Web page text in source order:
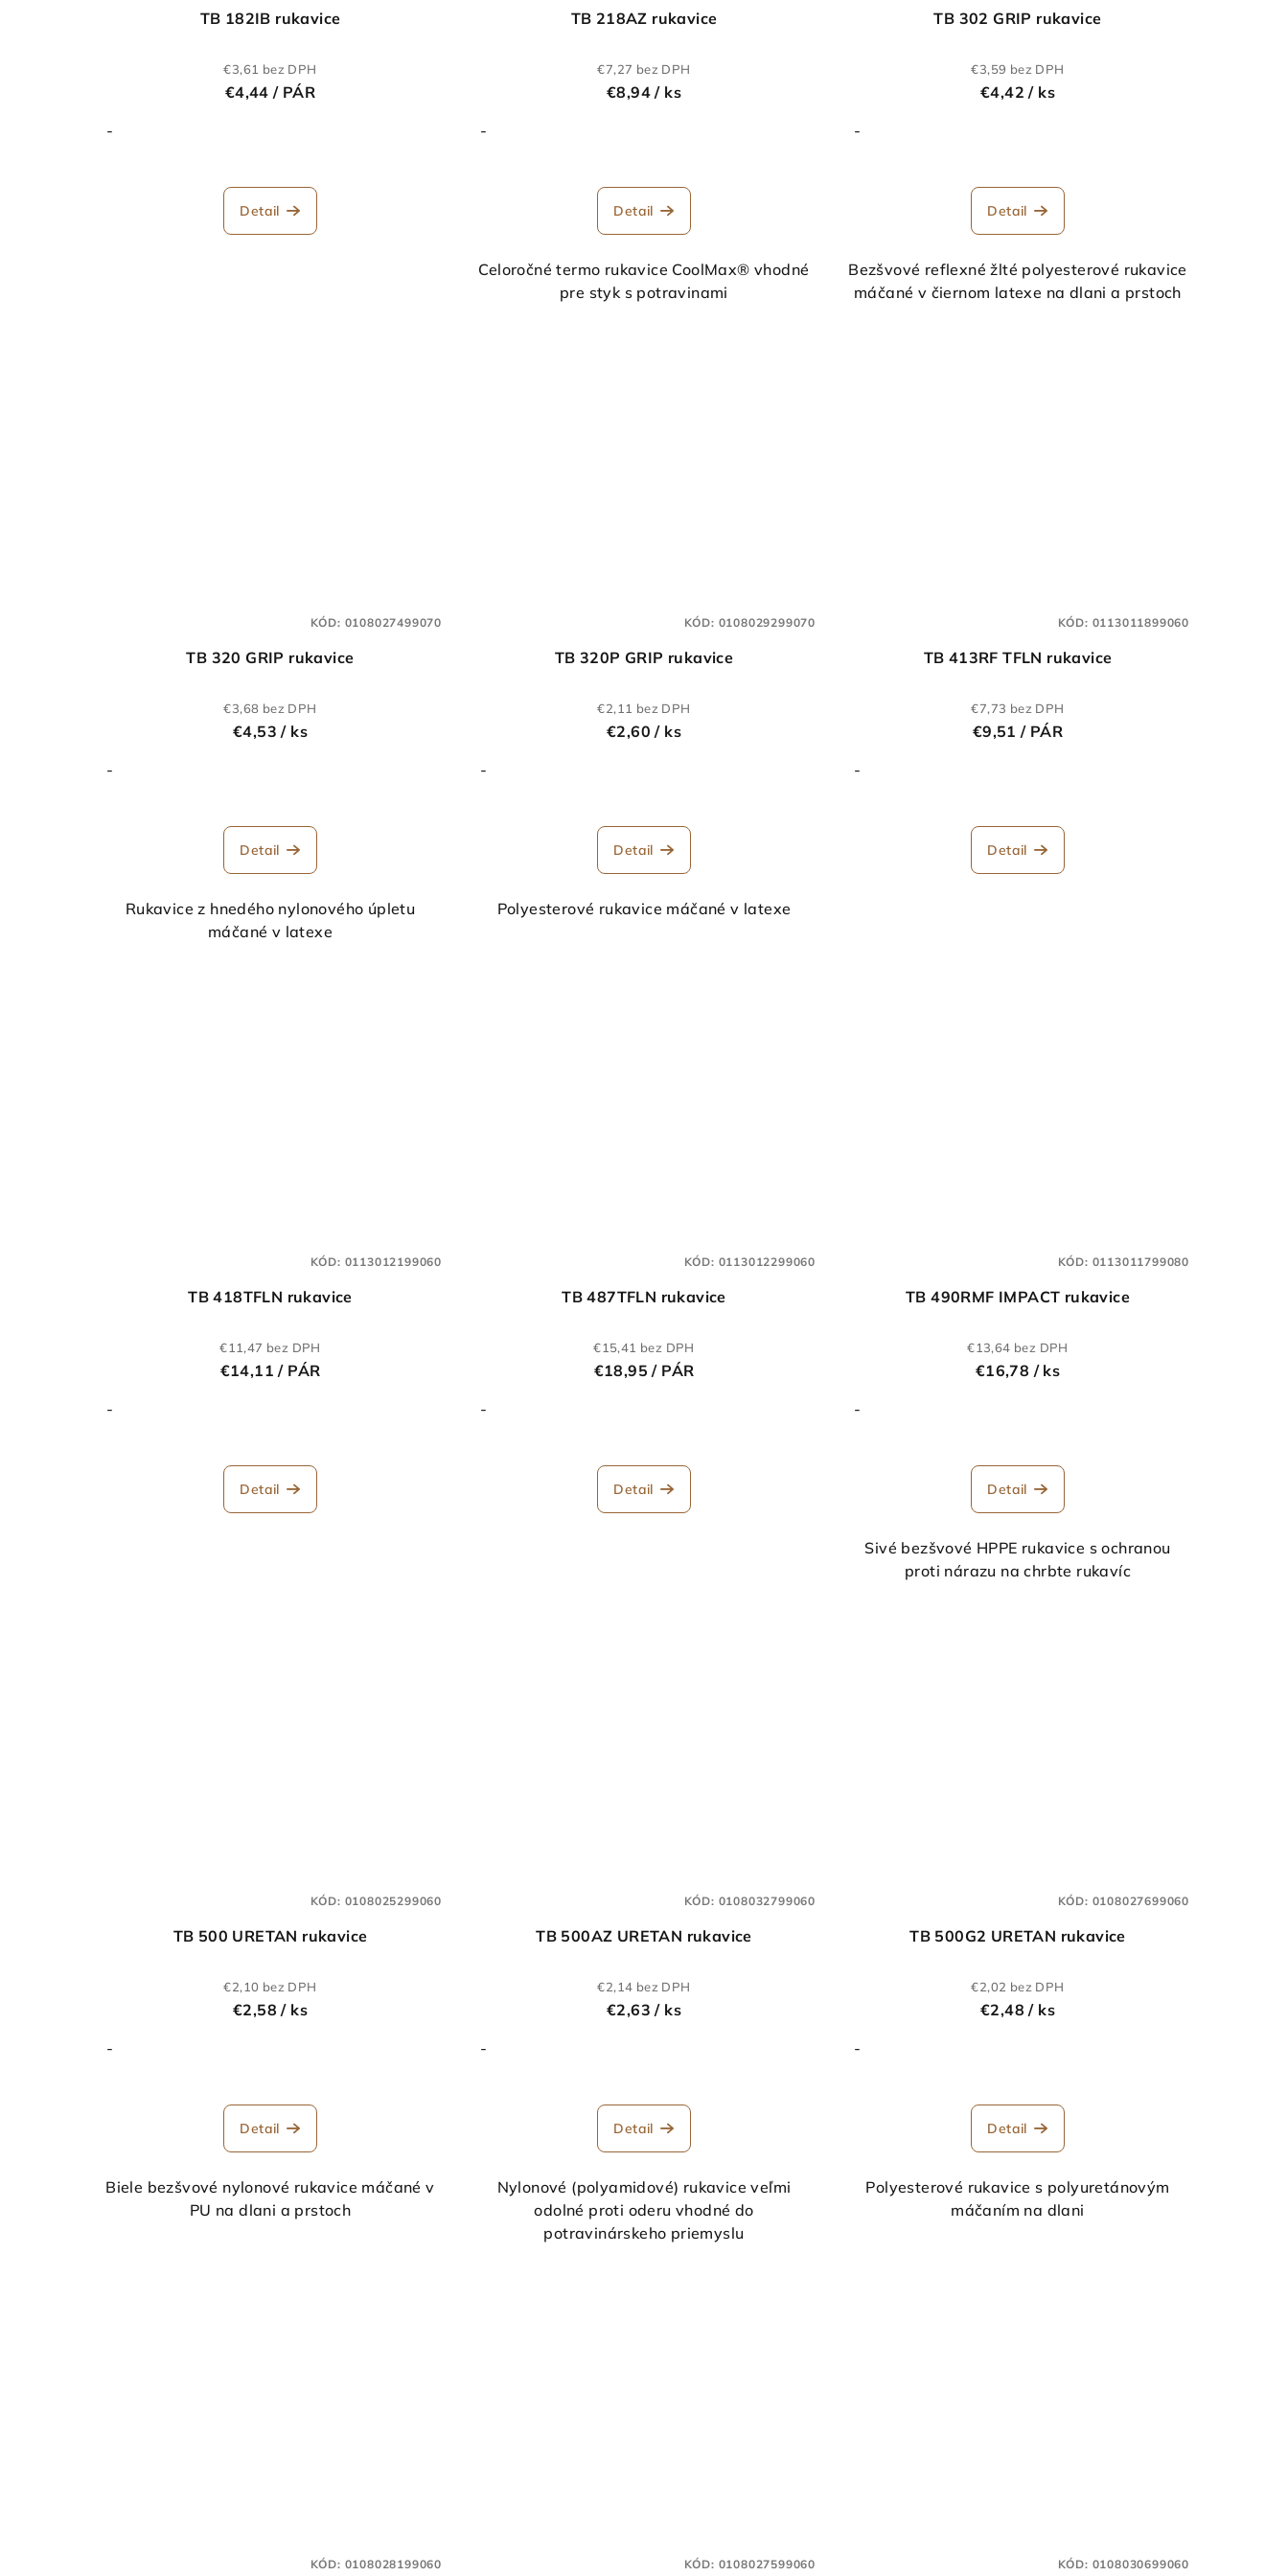
o
t
TB 182IB rukavice
€3,61 bez DPH
€4,44/ PÁR
-
Detail
TB 218AZ rukavice
€7,27 bez DPH
€8,94/ ks
-
Detail
Celoročné termo rukavice CoolMax® vhodné
pre styk s potravinami
TB 302 GRIP rukavice
€3,59 bez DPH
€4,42/ ks
-
Detail
Bezšvové reflexné žlté polyesterové rukavice
máčané v čiernom latexe na dlani a prstoch
TB 320 GRIP rukavice
€3,68 bez DPH
€4,53/ ks
-
Detail
Rukavice z hnedého nylonového úpletu
máčané v latexe
KÓD: 0108027499070
TB 320P GRIP rukavice
€2,11 bez DPH
€2,60/ ks
-
Detail
Polyesterové rukavice máčané v latexe
KÓD: 0108029299070
TB 413RF TFLN rukavice
€7,73 bez DPH
€9,51/ PÁR
-
Detail
KÓD: 0113011899060
TB 418TFLN rukavice
€11,47 bez DPH
€14,11/ PÁR
-
Detail
KÓD: 0113012199060
TB 487TFLN rukavice
€15,41 bez DPH
€18,95/ PÁR
-
Detail
KÓD: 0113012299060
TB 490RMF IMPACT rukavice
€13,64 bez DPH
€16,78 / ks
-
Detail
Sivé bezšvové HPPE rukavice s ochranou
proti nárazu na chrbte rukavíc
KÓD: 0113011799080
TB 500 URETAN rukavice
€2,10 bez DPH
€2,58/ ks
-
Detail
Biele bezšvové nylonové rukavice máčané v
PU na dlani a prstoch
KÓD: 0108025299060
TB 500AZ URETAN rukavice
€2,14 bez DPH
€2,63/ ks
-
Detail
Nylonové (polyamidové) rukavice veľmi
odolné proti oderu vhodné do
potravinárskeho priemyslu
KÓD: 0108032799060
TB 500G2 URETAN rukavice
€2,02 bez DPH
€2,48/ ks
-
Detail
Polyesterové rukavice s polyuretánovým
máčaním na dlani
KÓD: 0108027699060
KÓD: 0108028199060 KÓD: 0108027599060 KÓD: 0108030699060